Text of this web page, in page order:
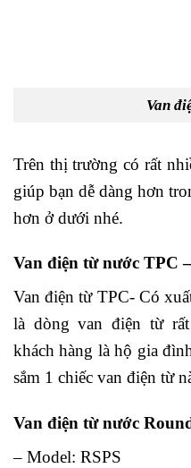
Van
Trên thị trường có rất
giúp bạn dễ dàng hơn
hơn ở dưới nhé.
Van điện từ nước TPC
Van điện từ TPC- Có
là dòng van điện từ
khách hàng là hộ gia
sắm 1 chiếc van điện từ
Van điện từ nước
– Model: RSPS